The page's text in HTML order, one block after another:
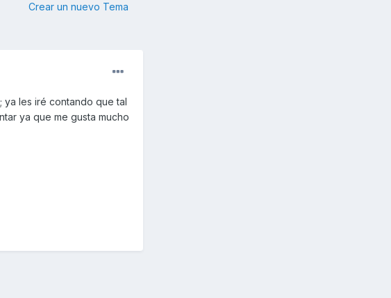
Crear un nuevo Tema
ya les iré contando que tal
ya que me gusta mucho